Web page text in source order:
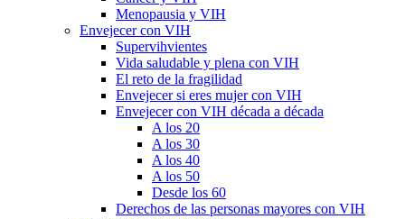
Menopausia y VIH
Envejecer con VIH
Supervihvientes
Vida saludable y plena con VIH
El reto de la fragilidad
Envejecer si eres mujer con VIH
Envejecer con VIH década a década
A los 20
A los 30
A los 40
A los 50
Desde los 60
Derechos de las personas mayores con VIH